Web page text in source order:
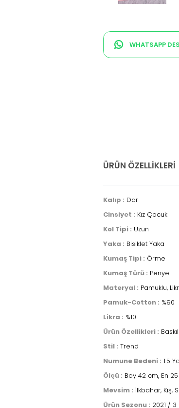
WHATSAPP
ÜRÜN ÖZELLIKLERI
Kalıp : Dar
Cinsiyet : Kız Çocuk
Kol Tipi : Uzun
Yaka : Bisiklet Yaka
Kumaş Tipi : Örme
Kumaş Türü : Penye
Materyal : Pamuklu,
Pamuk-Cotton : %90
Likra : %10
Ürün Özellikleri :
Stil : Trend
Numune Bedeni : 1.5
Ölçü : Boy 42 cm, En
Mevsim : İlkbahar, Kış,
Ürün Sezonu : 2021 / 3